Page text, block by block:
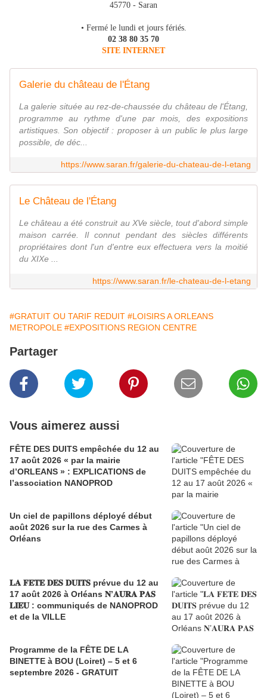
45770 - Saran
• Fermé le lundi et jours fériés.
02 38 80 35 70
SITE INTERNET
Galerie du château de l'Étang
La galerie située au rez-de-chaussée du château de l'Étang,
programme au rythme d'une par mois, des expositions
artistiques. Son objectif : proposer à un public le plus large
possible, de déc...
https://www.saran.fr/galerie-du-chateau-de-l-etang
Le Château de l'Étang
Le château a été construit au XVe siècle, tout d'abord simple
maison carrée. Il connut pendant des siècles différents
propriétaires dont l'un d'entre eux effectuera vers la moitié
du XIXe ...
https://www.saran.fr/le-chateau-de-l-etang
#GRATUIT OU TARIF REDUIT #LOISIRS A ORLEANS
METROPOLE #EXPOSITIONS REGION CENTRE
Partager
Vous aimerez aussi
FÊTE DES DUITS empêchée du 12 au
17 août 2026 « par la mairie
d’ORLEANS » : EXPLICATIONS de
l’association NANOPROD
Un ciel de papillons déployé début
août 2026 sur la rue des Carmes à
Orléans
𝐋𝐀 𝐅𝐄𝐓𝐄 𝐃𝐄𝐒 𝐃𝐔𝐈𝐓𝐒 prévue du 12 au
17 août 2026 à Orléans 𝐍’𝐀𝐔𝐑𝐀 𝐏𝐀𝐒
𝐋𝐈𝐄𝐔 : communiqués de NANOPROD
et de la VILLE
Programme de la FÊTE DE LA
BINETTE à BOU (Loiret) – 5 et 6
septembre 2026 - GRATUIT